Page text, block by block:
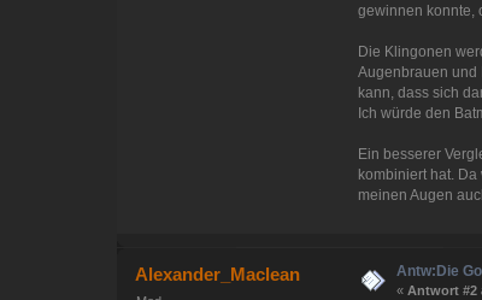
gewinnen konnte,
Die Klingonen
Augenbrauen und
kann, dass sich
Ich würde den
Ein besserer
kombiniert hat.
meinen Augen
Alexander_Maclean Antw:Die
« Antwort #2